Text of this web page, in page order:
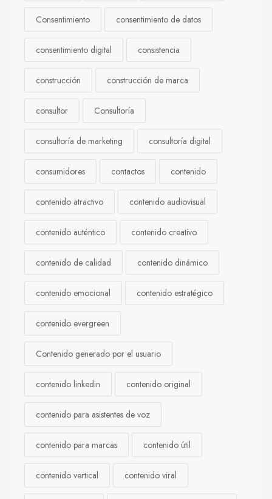
Consentimiento consentimiento de datos
consentimiento digital consistencia
construcción construcción de marca
consultor Consultoría
consultoría de marketing consultoría digital
consumidores contactos contenido
contenido atractivo contenido audiovisual
contenido auténtico contenido creativo
contenido de calidad contenido dinámico
contenido emocional contenido estratégico
contenido evergreen
Contenido generado por el usuario
contenido linkedin contenido original
contenido para asistentes de voz
contenido para marcas contenido útil
contenido vertical contenido viral